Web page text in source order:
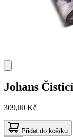
Johans
309,00 Kč
Přidat do košíku